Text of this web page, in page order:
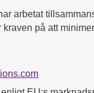
arbetat
på att